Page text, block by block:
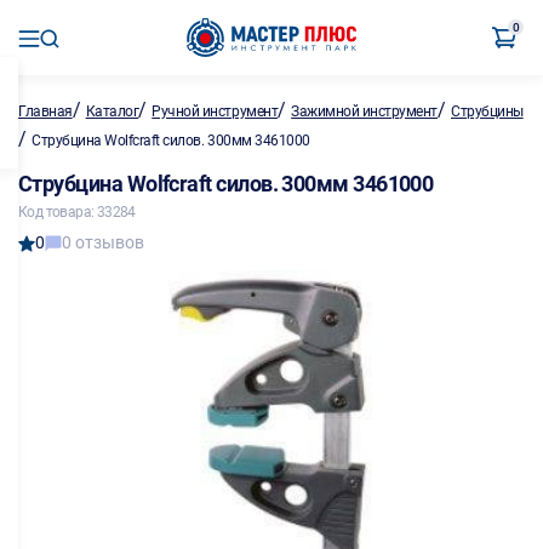
0
Главная/ Каталог/ Ручной инструмент/Зажимной инструмент/Струбцины
/ Струбцина Wolfcraft силов. 300мм 3461000
Струбцина Wolfcraft силов. 300мм 3461000
Код товара: 33284
0 0 отзывов